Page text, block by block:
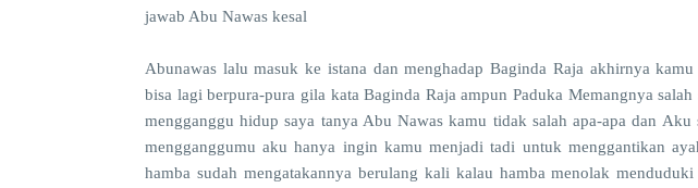
jawab Abu Nawas kesal
Abunawas lalu masuk ke istana dan menghadap Baginda Raja akhirnya
bisa lagi berpura-pura gila kata Baginda Raja ampun Paduka Memangnya
mengganggu hidup saya tanya Abu Nawas kamu tidak salah apa-apa dan
mengganggumu aku hanya ingin kamu menjadi tadi untuk menggantikan
hamba sudah mengatakannya berulang kali kalau hamba menolak